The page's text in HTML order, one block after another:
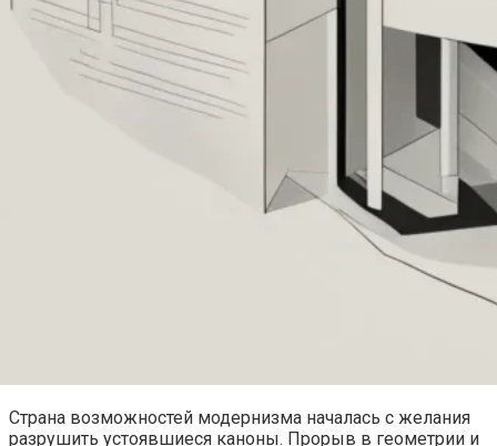
Страна возможностей модернизма началась с желания
разрушить устоявшиеся каноны. Прорыв в геометрии и